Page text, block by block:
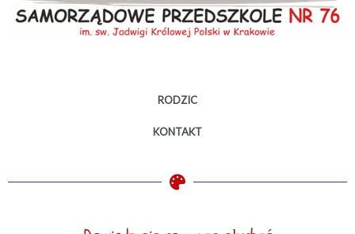
RODZIC
KONTAKT